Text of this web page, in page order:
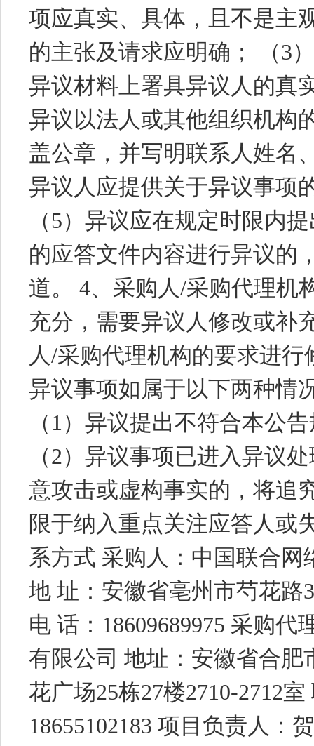
项应真实、具体，且不是主
的主张及请求应明确； （3
异议材料上署具异议人的真
异议以法人或其他组织机构
盖公章，并写明联系人姓名
异议人应提供关于异议事项
（5）异议应在规定时限内
的应答文件内容进行异议的
道。 4、采购人/采购代理机
充分，需要异议人修改或补
人/采购代理机构的要求进
异议事项如属于以下两种情
（1）异议提出不符合本公
（2）异议事项已进入异议
意攻击或虚构事实的，将追
限于纳入重点关注应答人或
系方式 采购人：中国联合
地 址：安徽省亳州市芍花路
电 话：18609689975 采购
有限公司 地址：安徽省合肥
花广场25栋27楼2710-2712
18655102183 项目负责人：